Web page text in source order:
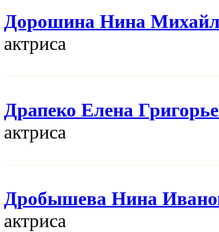
Дорошина Нина
актриса
Драпеко Елена
актриса
Дробышева Нина
актриса